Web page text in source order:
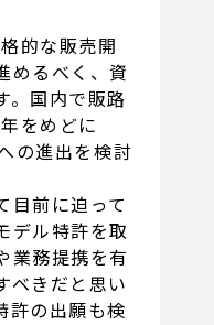
的な販売開
めるべく、資
。国内で販路
をめどに
の進出を検討
目前に迫って
デル特許を取
業務提携を有
べきだと思い
許の出願も検